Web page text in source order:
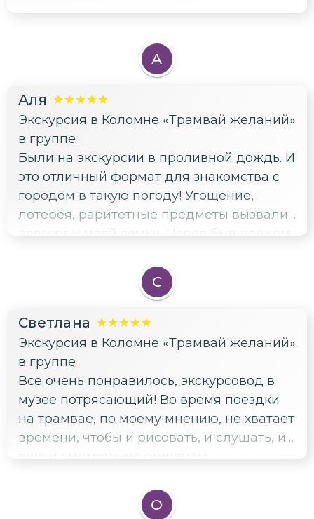
А
Аля
Экскурсия в Коломне «Трамвай желаний»
в группе
Были на экскурсии в проливной дождь. И
это отличный формат для знакомства с
городом в такую погоду! Угощение,
лотерея, раритетные предметы вызвали
восторг у моей семьи. После был подъем
шикарный вид на Коломну!
Заканчивается экскурсия в паре шагов
С
Светлана
Экскурсия в Коломне «Трамвай желаний»
в группе
Все очень понравилось, экскурсовод в
музее потрясающий! Во время поездки
на трамвае, по моему мнению, не хватает
времени, чтобы и рисовать, и слушать, и
О